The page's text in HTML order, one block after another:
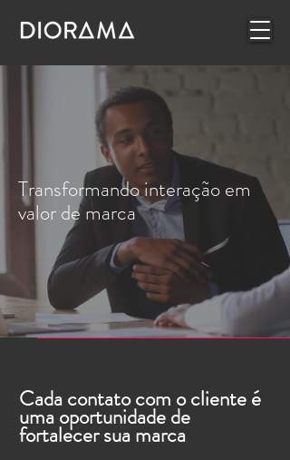
Transformando interação em
valor de marca
Cada contato com o cliente é
uma oportunidade de
fortalecer sua marca